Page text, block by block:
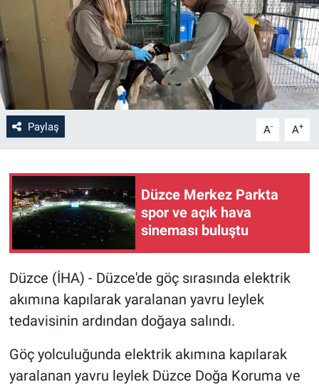
Paylaş A- A+
Düzce Merkez Parkta
spor ve açık hava
sineması buluştu
Düzce (İHA) - Düzce'de göç sırasında elektrik
akımına kapılarak yaralanan yavru leylek
tedavisinin ardından doğaya salındı.
Göç yolculuğunda elektrik akımına kapılarak
yaralanan yavru leylek Düzce Doğa Koruma ve